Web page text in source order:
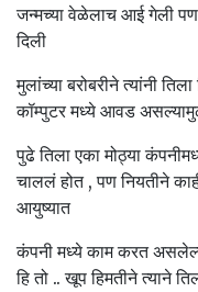
जन्मच्या वेळेलाच आई गेली पण
दिली
मुलांच्या बरोबरीने त्यांनी
कॉम्पुटर मध्ये आवड असल्यामुळे
पुढे तिला एका मोठ्या
चाललं होत , पण नियतीने
आयुष्यात
कंपनी मध्ये काम करत
हि तो .. खूप हिमतीने त्याने